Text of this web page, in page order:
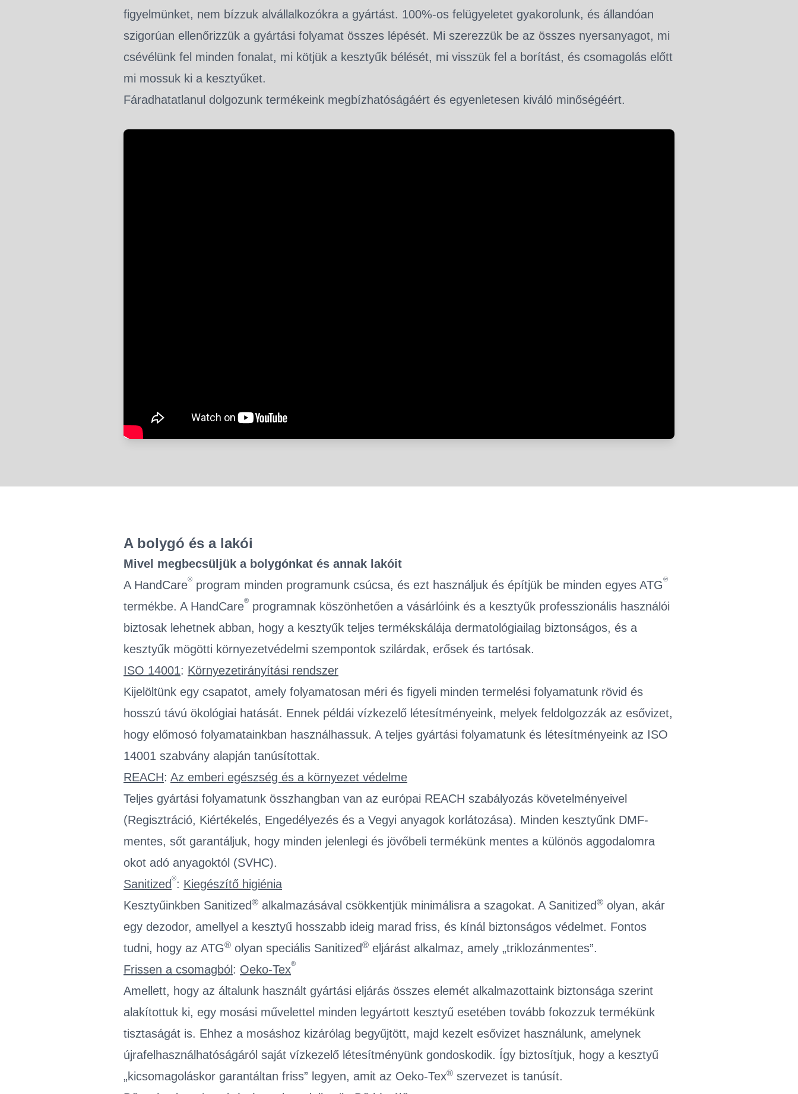
figyelmünket, nem bízzuk alvállalkozókra a gyártást. 100%-os felügyeletet gyakorolunk, és állandóan
szigorúan ellenőrizzük a gyártási folyamat összes lépését. Mi szerezzük be az összes nyersanyagot, mi
csévélünk fel minden fonalat, mi kötjük a kesztyűk bélését, mi visszük fel a borítást, és csomagolás előtt
mi mossuk ki a kesztyűket.
Fáradhatatlanul dolgozunk termékeink megbízhatóságáért és egyenletesen kiváló minőségéért.
A bolygó és a lakói
Mivel megbecsüljük a bolygónkat és annak lakóit
A HandCare® program minden programunk csúcsa, és ezt használjuk és építjük be minden egyes ATG®
termékbe. A HandCare® programnak köszönhetően a vásárlóink és a kesztyűk professzionális használói
biztosak lehetnek abban, hogy a kesztyűk teljes termékskálája dermatológiailag biztonságos, és a
kesztyűk mögötti környezetvédelmi szempontok szilárdak, erősek és tartósak.
ISO 14001: Környezetirányítási rendszer
Kijelöltünk egy csapatot, amely folyamatosan méri és figyeli minden termelési folyamatunk rövid és
hosszú távú ökológiai hatását. Ennek példái vízkezelő létesítményeink, melyek feldolgozzák az esővizet,
hogy előmosó folyamatainkban használhassuk. A teljes gyártási folyamatunk és létesítményeink az ISO
14001 szabvány alapján tanúsítottak.
REACH: Az emberi egészség és a környezet védelme
Teljes gyártási folyamatunk összhangban van az európai REACH szabályozás követelményeivel
(Regisztráció, Kiértékelés, Engedélyezés és a Vegyi anyagok korlátozása). Minden kesztyűnk DMF-
mentes, sőt garantáljuk, hogy minden jelenlegi és jövőbeli termékünk mentes a különös aggodalomra
okot adó anyagoktól (SVHC).
Sanitized ®: Kiegészítő higiénia
Kesztyűinkben Sanitized® alkalmazásával csökkentjük minimálisra a szagokat. A Sanitized® olyan, akár
egy dezodor, amellyel a kesztyű hosszabb ideig marad friss, és kínál biztonságos védelmet. Fontos
tudni, hogy az ATG® olyan speciális Sanitized® eljárást alkalmaz, amely „triklozánmentes”.
Frissen a csomagból : Oeko-Tex®
Amellett, hogy az általunk használt gyártási eljárás összes elemét alkalmazottaink biztonsága szerint
alakítottuk ki, egy mosási művelettel minden legyártott kesztyű esetében tovább fokozzuk termékünk
tisztaságát is. Ehhez a mosáshoz kizárólag begyűjtött, majd kezelt esővizet használunk, amelynek
újrafelhasználhatóságáról saját vízkezelő létesítményünk gondoskodik. Így biztosítjuk, hogy a kesztyű
„kicsomagoláskor garantáltan friss” legyen, amit az Oeko-Tex® szervezet is tanúsít.